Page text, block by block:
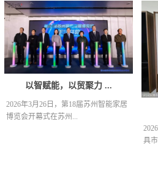
以智赋能，以贸聚力 ...
2026年3月26日，第18届苏州智能家居
博览会开幕式在苏州...
具